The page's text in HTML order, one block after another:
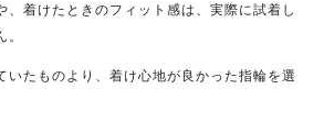
、着けたときのフィット感は、実際に試着し
いたものより、着け心地が良かった指輪を選